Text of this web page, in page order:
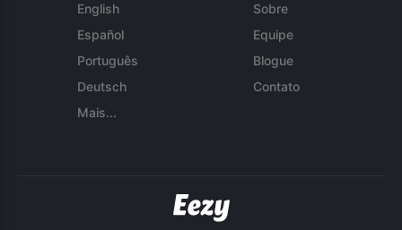
English
Español
Português
Deutsch
Mais...
Sobre
Equipe
Blogue
Contato